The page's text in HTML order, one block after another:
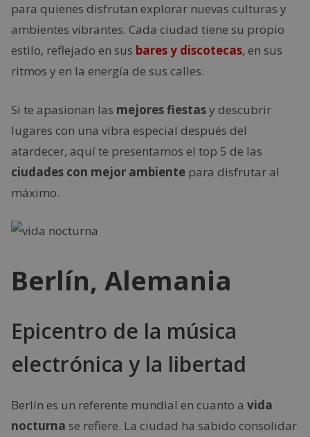
para quienes disfrutan explorar nuevas culturas y
ambientes vibrantes. Cada ciudad tiene su propio
estilo, reflejado en sus bares y discotecas, en sus
ritmos y en la energía de sus calles.
Si te apasionan las mejores fiestasy descubrir
lugares con una vibra especial después del
atardecer, aquí te presentamos el top 5 de las
ciudades con mejor ambiente para disfrutar al
máximo.
Berlín, Alemania
Epicentro de la música
electrónica y la libertad
Berlín es un referente mundial en cuanto a vida
nocturna se refiere. La ciudad ha sabido consolidar